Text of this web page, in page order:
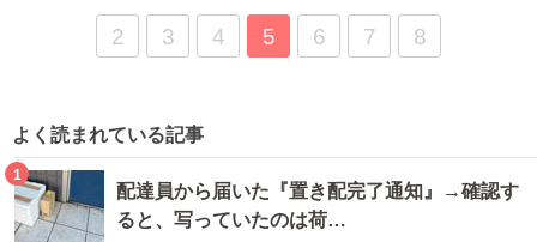
2 3 4 5 6 7 8
よく読まれている記事
1
配達員から届いた『置き配完了通知』→確認す
ると、写っていたのは荷…